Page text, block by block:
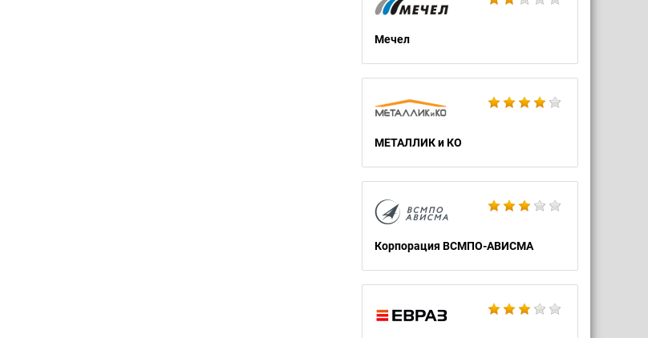
Мечел
МЕТАЛЛИК и КО
Корпорация ВСМПО-АВИСМА